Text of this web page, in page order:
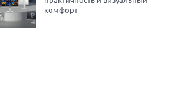
комфорт